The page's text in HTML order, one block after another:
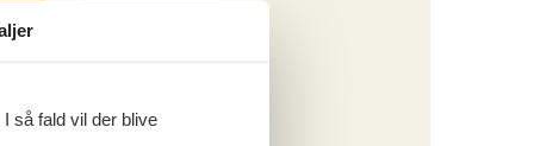
så fald vil der blive